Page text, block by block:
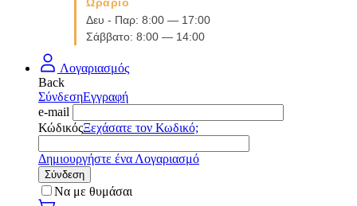
Δευ - Παρ: 8:00 — 17:00
Σάββατο: 8:00 — 14:00
Λογαριασμός
Back
ΣύνδεσηΕγγραφή
e-mail
ΚώδικόςΞεχάσατε τον Κωδικό;
Δημιουργήστε ένα Λογαριασμό
Σύνδεση
Να με θυμάσαι